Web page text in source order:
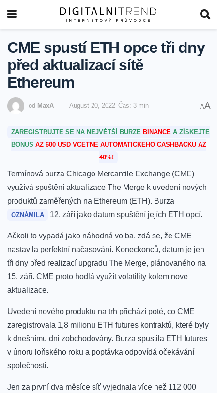
CME spustí ETH opce tři dny
před aktualizací sítě
Ethereum
od MaxA August 20, 2022 Čas: 3 min AA
ZAREGISTRUJTE SE NA NEJVĚTŠÍ BURZE BINANCE A ZÍSKEJTE
BONUS AŽ 600 USD VČETNĚ AUTOMATICKÉHO CASHBACKU AŽ
40%!
Termínová burza Chicago Mercantile Exchange (CME)
využívá spuštění aktualizace The Merge k uvedení nových
produktů zaměřených na Ethereum (ETH). Burza
OZNÁMILA 12. září jako datum spuštění jejích ETH opcí.
Ačkoli to vypadá jako náhodná volba, zdá se, že CME
nastavila perfektní načasování. Koneckonců, datum je jen
tři dny před realizací upgradu The Merge, plánovaného na
15. září. CME proto hodlá využít volatility kolem nové
aktualizace.
Uvedení nového produktu na trh přichází poté, co CME
zaregistrovala 1,8 milionu ETH futures kontraktů, které byly
k dnešnímu dni zobchodovány. Burza spustila ETH futures
v únoru loňského roku a poptávka odpovídá očekávání
společnosti.
Jen za první dva měsíce síť vyjednala více než 112 000